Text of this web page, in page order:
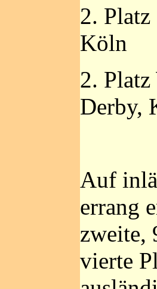
2. Platz
Köln
2. Platz
Derby,
Auf
errang
zweite,
vierte